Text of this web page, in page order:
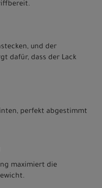
und der
dafür, dass der Lack
perfekt abgestimmt
maximiert die